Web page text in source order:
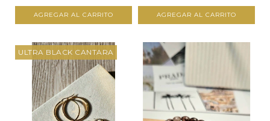
AGREGAR AL CARRITO AGREGAR AL CARRITO
ULTRA BLACK CANTARA